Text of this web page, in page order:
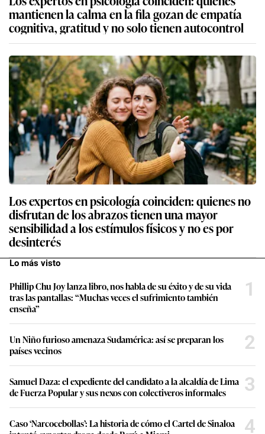
mantienen la calma en la fila gozan de empatía
cognitiva, gratitud y no solo tienen autocontrol
Los expertos en psicología coinciden: quienes no
disfrutan de los abrazos tienen una mayor
sensibilidad a los estímulos físicos y no es por
desinterés
Lo más visto
Phillip Chu Joy lanza libro, nos habla de su éxito y de su vida
tras las pantallas: “Muchas veces el sufrimiento también
enseña”
1
Un Niño furioso amenaza Sudamérica: así se preparan los
países vecinos
2
Samuel Daza: el expediente del candidato a la alcaldía de Lima
de Fuerza Popular y sus nexos con colectiveros informales
3
Caso ‘Narcocebollas’: La historia de cómo el Cartel de Sinaloa
4